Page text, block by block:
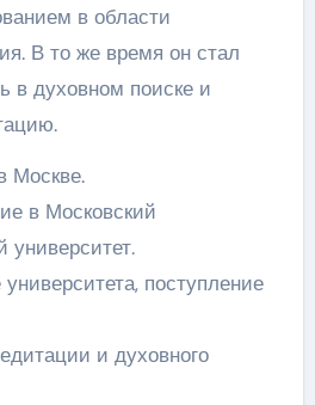
в области
В то же время он стал
в духовном поиске и
Москве.
в Московский
университет.
поступление
и духовного